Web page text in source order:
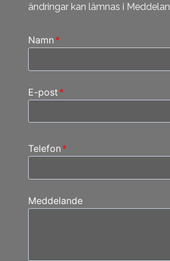
ändringar kan lämnas i
Namn *
E-post *
Telefon *
Meddelande